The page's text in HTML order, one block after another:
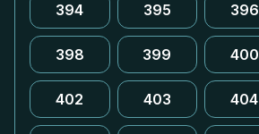
394 395 396
398 399 400
402 403 404